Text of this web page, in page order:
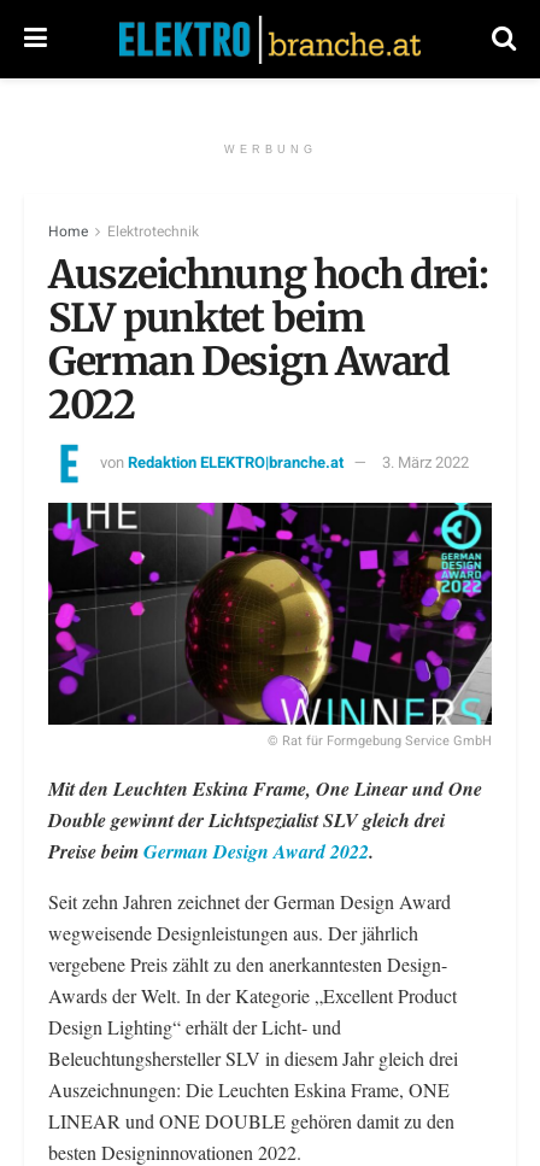
WERBUNG
Home Elektrotechnik
Auszeichnung hoch drei:
SLV punktet beim
German Design Award
2022
vonRedaktion ELEKTRO|branche.at 3. März 2022
© Rat für Formgebung Service GmbH
Mit den Leuchten Eskina Frame, One Linear und One
Double gewinnt der Lichtspezialist SLV gleich drei
Preise beimGerman Design Award 2022.
Seit zehn Jahren zeichnet der German Design Award
wegweisende Designleistungen aus. Der jährlich
vergebene Preis zählt zu den anerkanntesten Design-
Awards der Welt. In der Kategorie „Excellent Product
Design Lighting“ erhält der Licht- und
Beleuchtungshersteller SLV in diesem Jahr gleich drei
Auszeichnungen: Die Leuchten Eskina Frame, ONE
LINEAR und ONE DOUBLE gehören damit zu den
besten Designinnovationen 2022.